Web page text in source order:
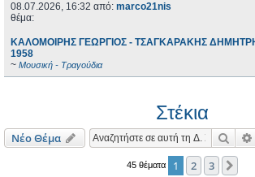
08.07.2026, 16:32 από: marco21nis
θέμα:
ΚΑΛΟΜΟΙΡΗΣ ΓΕΩΡΓΙΟΣ - ΤΣΑΓΚΑΡΑΚΗΣ
1958
~ Μουσική - Τραγούδια
Στέκια
Νέο Θέμα
45 θέματα 1 2 3